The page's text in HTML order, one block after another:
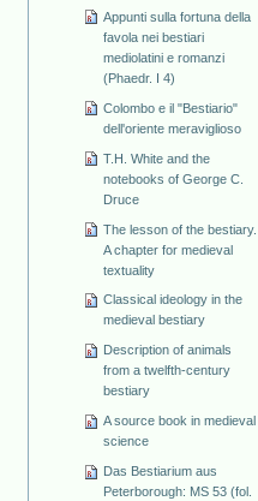
Appunti sulla fortuna della
favola nei bestiari
mediolatini e romanzi
(Phaedr. I 4)
Colombo e il "Bestiario"
dell'oriente meraviglioso
T.H. White and the
notebooks of George C.
Druce
The lesson of the bestiary.
A chapter for medieval
textuality
Classical ideology in the
medieval bestiary
Description of animals
from a twelfth-century
bestiary
A source book in medieval
science
Das Bestiarium aus
Peterborough: MS 53 (fol.